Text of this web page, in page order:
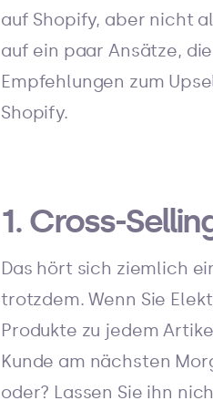
auf Shopify, aber nicht
auf ein paar Ansätze,
Empfehlungen zum
Shopify.
1. Cross-
Das hört sich ziemlich
trotzdem. Wenn Sie
Produkte zu jedem
Kunde am nächsten
oder? Lassen Sie ihn